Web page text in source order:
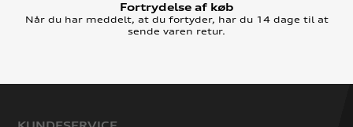
Fortrydelse af køb
Når du har meddelt, at du fortyder, har du 14 dage til at
sende varen retur.